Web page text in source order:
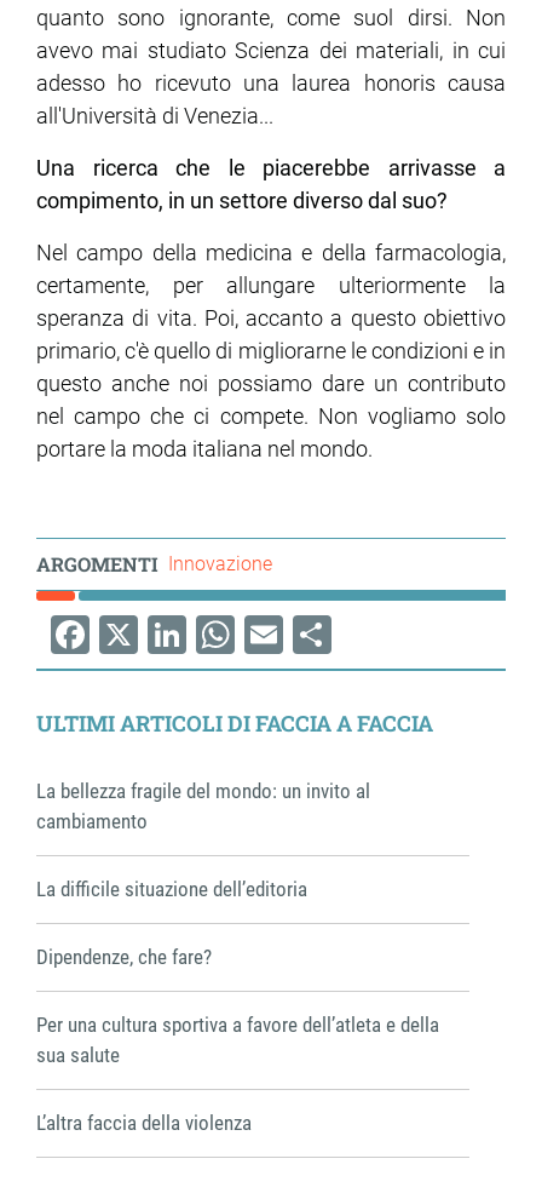
quanto sono ignorante, come suol dirsi. Non
avevo mai studiato Scienza dei materiali, in cui
adesso ho ricevuto una laurea honoris causa
all'Università di Venezia...
Una ricerca che le piacerebbe arrivasse a
compimento, in un settore diverso dal suo?
Nel campo della medicina e della farmacologia,
certamente, per allungare ulteriormente la
speranza di vita. Poi, accanto a questo obiettivo
primario, c'è quello di migliorarne le condizioni e in
questo anche noi possiamo dare un contributo
nel campo che ci compete. Non vogliamo solo
portare la moda italiana nel mondo.
ARGOMENTI Innovazione
Facebook
X LinkedIn
WhatsApp
EmailShare
ULTIMI ARTICOLI DI FACCIA A FACCIA
La bellezza fragile del mondo: un invito al
cambiamento
La difficile situazione dell’editoria
Dipendenze, che fare?
Per una cultura sportiva a favore dell’atleta e della
sua salute
L’altra faccia della violenza